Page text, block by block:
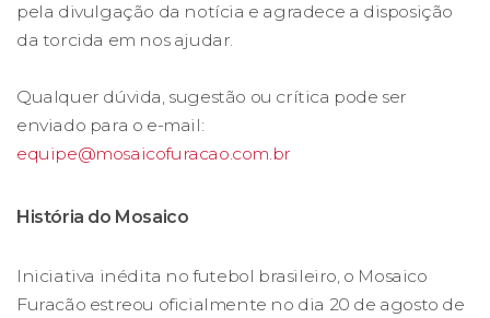
pela divulgação da notícia e agradece a disposição
da torcida em nos ajudar.
Qualquer dúvida, sugestão ou crítica pode ser
enviado para o e-mail:
equipe@mosaicofuracao.com.br
História do Mosaico
Iniciativa inédita no futebol brasileiro, o Mosaico
Furacão estreou oficialmente no dia 20 de agosto de